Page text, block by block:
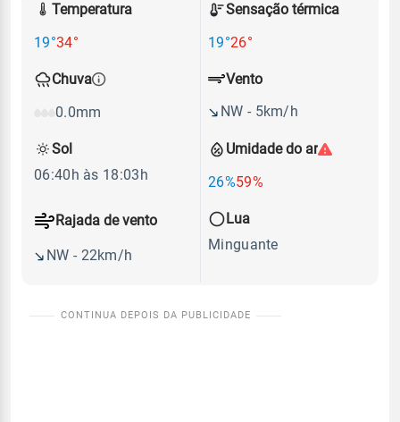
Temperatura
19°34°
Sensação térmica
19°26°
Chuva
0.0mm
Umidade do ar
26%59%
Vento
NW - 5km/h
Rajada de vento
NW - 22km/h
Sol
06:40h às 18:03h
Lua
Minguante